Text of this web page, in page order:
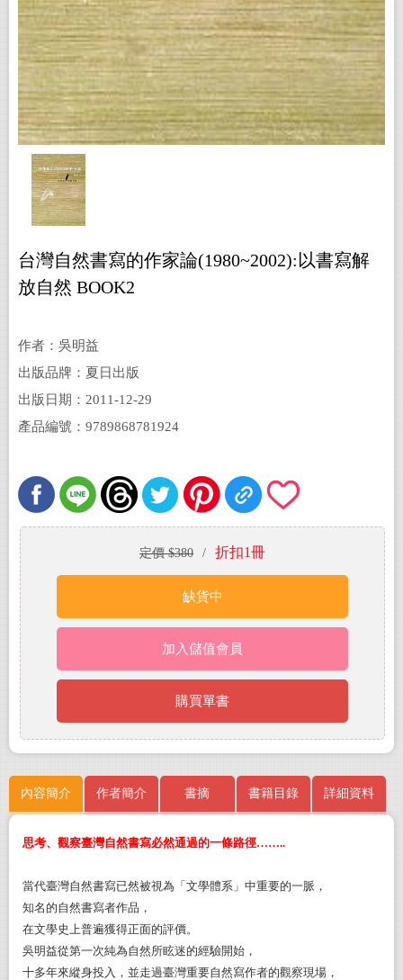
台灣自然書寫的作家論(1980~2002):以書寫解
放自然 BOOK2
作者：吳明益
出版品牌：夏日出版
出版日期：2011-12-29
產品編號：9789868781924
定價 $380 / 折扣1冊
缺貨中
加入儲值會員
購買單書
內容簡介 作者簡介 書摘 書籍目錄 詳細資料
思考、觀察臺灣自然書寫必然通過的一條路徑……..
當代臺灣自然書寫已然被視為「文學體系」中重要的一脈，
知名的自然書寫者作品，
在文學史上普遍獲得正面的評價。
吳明益從第一次純為自然所眩迷的經驗開始，
十多年來縱身投入，並走過臺灣重要自然寫作者的觀察現場，